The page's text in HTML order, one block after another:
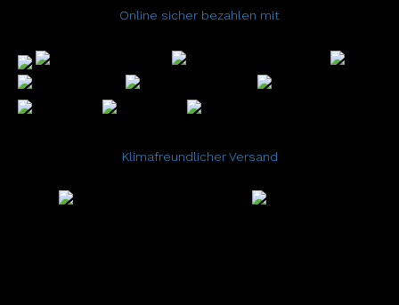
Online sicher bezahlen mit
Klimafreundlicher Versand